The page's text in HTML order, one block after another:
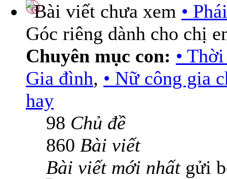
•
Góc riêng dành cho chị
Chuyên mục con: •
Gia đình, • Nữ công gia
hay
98 Chủ đề
860 Bài viết
Bài viết mới nhấtgửi